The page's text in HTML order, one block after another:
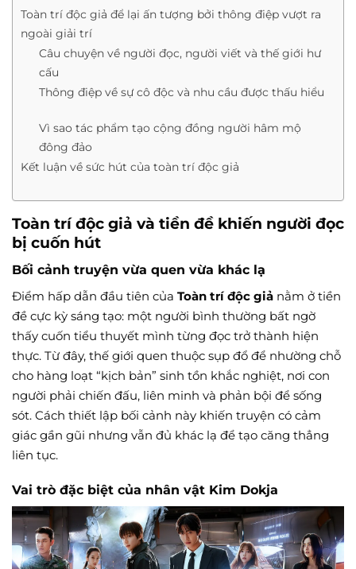
Toàn trí độc giả để lại ấn tượng bởi thông điệp vượt ra
ngoài giải trí
Câu chuyện về người đọc, người viết và thế giới hư
cấu
Thông điệp về sự cô độc và nhu cầu được thấu hiểu
Vì sao tác phẩm tạo cộng đồng người hâm mộ
đông đảo
Kết luận về sức hút của toàn trí độc giả
Toàn trí độc giả và tiền đề khiến người đọc
bị cuốn hút
Bối cảnh truyện vừa quen vừa khác lạ
Điểm hấp dẫn đầu tiên của Toàn trí độc giả nằm ở tiền
đề cực kỳ sáng tạo: một người bình thường bất ngờ
thấy cuốn tiểu thuyết mình từng đọc trở thành hiện
thực. Từ đây, thế giới quen thuộc sụp đổ để nhường chỗ
cho hàng loạt “kịch bản” sinh tồn khắc nghiệt, nơi con
người phải chiến đấu, liên minh và phản bội để sống
sót. Cách thiết lập bối cảnh này khiến truyện có cảm
giác gần gũi nhưng vẫn đủ khác lạ để tạo căng thẳng
liên tục.
Vai trò đặc biệt của nhân vật Kim Dokja